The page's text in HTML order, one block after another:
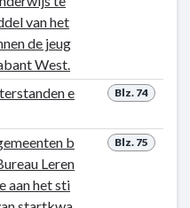
van het
de jeug
West.
Blz. 74
e
Blz. 75
b
Leren
aan het sti